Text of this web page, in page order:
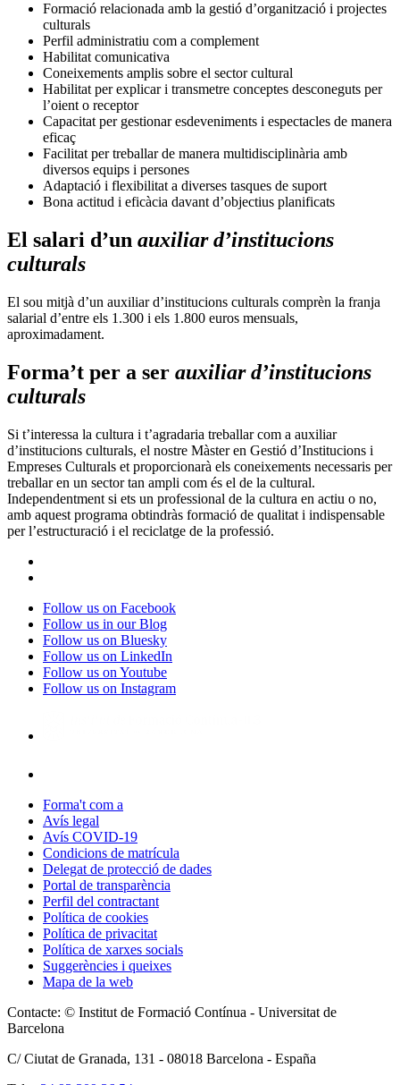
Formació relacionada amb la gestió d’organització i projectes
culturals
Perfil administratiu com a complement
Habilitat comunicativa
Coneixements amplis sobre el sector cultural
Habilitat per explicar i transmetre conceptes desconeguts per
l’oient o receptor
Capacitat per gestionar esdeveniments i espectacles de manera
eficaç
Facilitat per treballar de manera multidisciplinària amb
diversos equips i persones
Adaptació i flexibilitat a diverses tasques de suport
Bona actitud i eficàcia davant d’objectius planificats
El salari d’un auxiliar d’institucions
culturals
El sou mitjà d’un auxiliar d’institucions culturals comprèn la franja
salarial d’entre els 1.300 i els 1.800 euros mensuals,
aproximadament.
Forma’t per a ser auxiliar d’institucions
culturals
Si t’interessa la cultura i t’agradaria treballar com a auxiliar
d’institucions culturals, el nostre Màster en Gestió d’Institucions i
Empreses Culturals et proporcionarà els coneixements necessaris per
treballar en un sector tan ampli com és el de la cultural.
Independentment si ets un professional de la cultura en actiu o no,
amb aquest programa obtindràs formació de qualitat i indispensable
per l’estructuració i el reciclatge de la professió.
Follow us on Facebook
Follow us in our Blog
Follow us on Bluesky
Follow us on LinkedIn
Follow us on Youtube
Follow us on Instagram
Forma't com a
Avís legal
Avís COVID-19
Condicions de matrícula
Delegat de protecció de dades
Portal de transparència
Perfil del contractant
Política de cookies
Política de privacitat
Política de xarxes socials
Suggerències i queixes
Mapa de la web
Contacte: © Institut de Formació Contínua - Universitat de
Barcelona
C/ Ciutat de Granada, 131 - 08018 Barcelona - España